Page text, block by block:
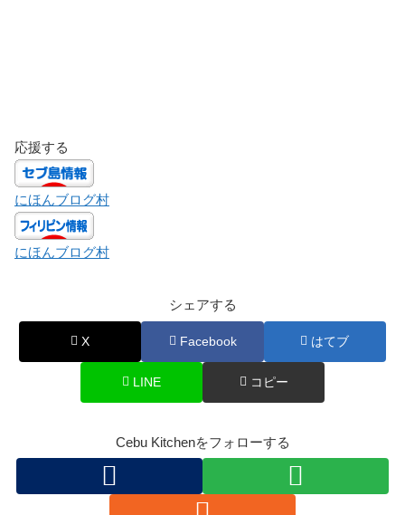
応援する
にほんブログ村
にほんブログ村
シェアする
X Facebook はてブ
LINE コピー
Cebu Kitchenをフォローする